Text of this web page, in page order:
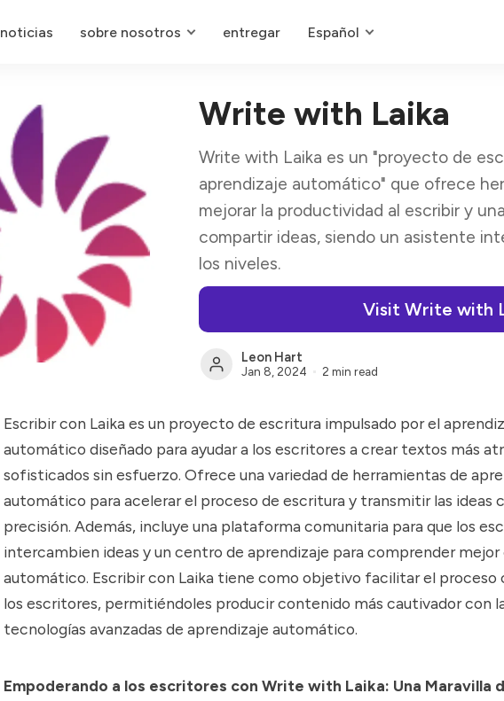
noticias sobre nosotros entregar Español
Write with Laika
Write with Laika es un "proyecto de
aprendizaje automático" que ofrece
mejorar la productividad al escribir y
compartir ideas, siendo un asistente
los niveles.
Visit Write with
Leon Hart
Jan 8, 2024 2 min read
Escribir con Laika es un proyecto de escritura impulsado por el
automático diseñado para ayudar a los escritores a crear textos más
sofisticados sin esfuerzo. Ofrece una variedad de herramientas de
automático para acelerar el proceso de escritura y transmitir las ideas
precisión. Además, incluye una plataforma comunitaria para que los
intercambien ideas y un centro de aprendizaje para comprender mejor
automático. Escribir con Laika tiene como objetivo facilitar el proceso
los escritores, permitiéndoles producir contenido más cautivador con
tecnologías avanzadas de aprendizaje automático.
Empoderando a los escritores con Write with Laika: Una Maravilla